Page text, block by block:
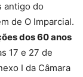
antigo do
de O Imparcial.
dos 60 anos
17 e 27 de
I da Câmara